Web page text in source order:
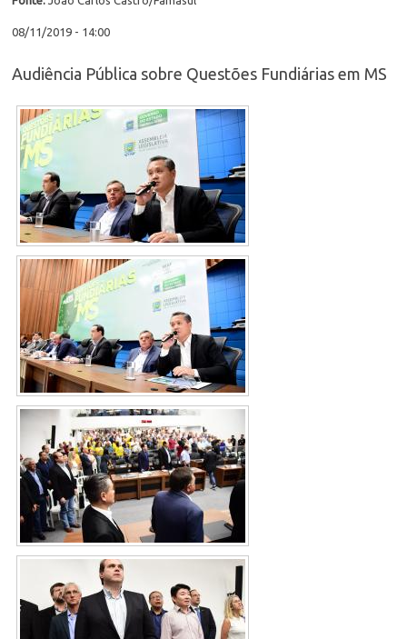
08/11/2019 - 14:00
Audiência Pública sobre Questões Fundiárias em MS